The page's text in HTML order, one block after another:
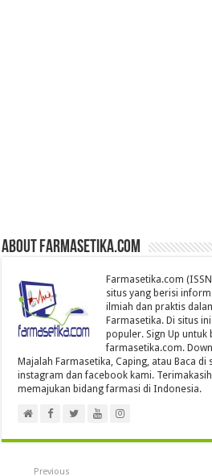
About farmasetika.com
Farmasetika.com
situs yang berisi
ilmiah dan praktis
Farmasetika. Di situs
populer. Sign Up
farmasetika.com.
Majalah Farmasetika, Caping, atau Baca
instagram dan facebook kami.
memajukan bidang farmasi di Indonesia.
Previous